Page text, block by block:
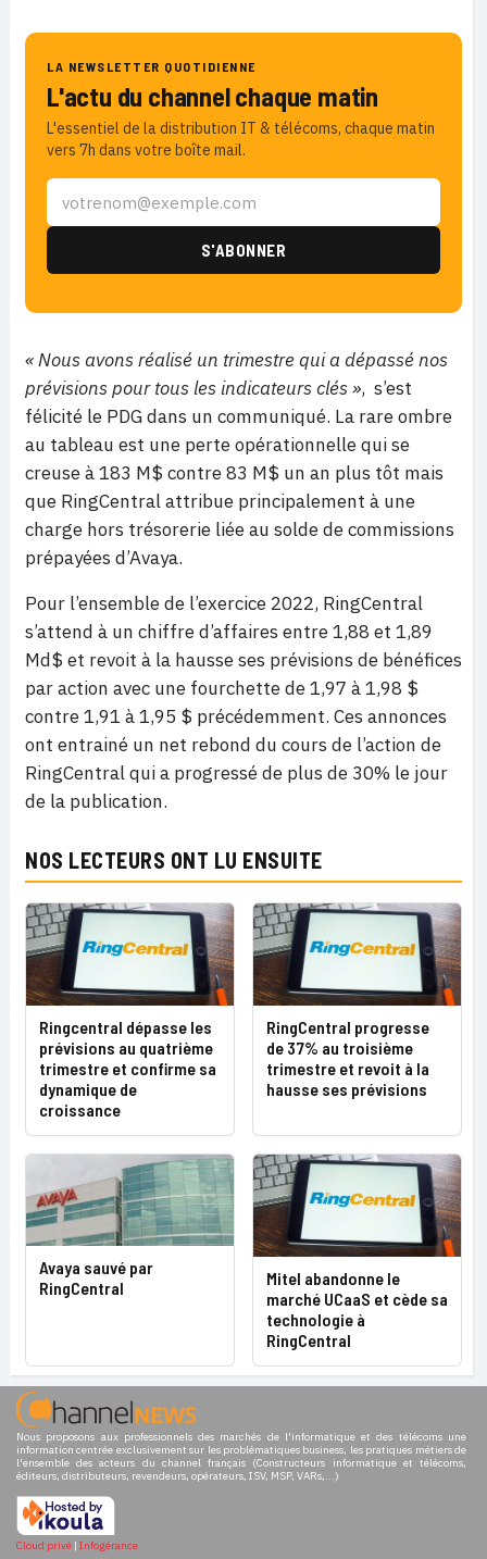
LA NEWSLETTER QUOTIDIENNE
L'actu du channel chaque matin
L'essentiel de la distribution IT & télécoms, chaque matin
vers 7h dans votre boîte mail.
« Nous avons réalisé un trimestre qui a dépassé nos
prévisions pour tous les indicateurs clés », s’est
félicité le PDG dans un communiqué. La rare ombre
au tableau est une perte opérationnelle qui se
creuse à 183 M$ contre 83 M$ un an plus tôt mais
que RingCentral attribue principalement à une
charge hors trésorerie liée au solde de commissions
prépayées d’Avaya.
Pour l’ensemble de l’exercice 2022, RingCentral
s’attend à un chiffre d’affaires entre 1,88 et 1,89
Md$ et revoit à la hausse ses prévisions de bénéfices
par action avec une fourchette de 1,97 à 1,98 $
contre 1,91 à 1,95 $ précédemment. Ces annonces
ont entrainé un net rebond du cours de l’action de
RingCentral qui a progressé de plus de 30% le jour
de la publication.
NOS LECTEURS ONT LU ENSUITE
Ringcentral dépasse les
prévisions au quatrième
trimestre et confirme sa
dynamique de
croissance
RingCentral progresse
de 37% au troisième
trimestre et revoit à la
hausse ses prévisions
Avaya sauvé par
RingCentral
Mitel abandonne le
marché UCaaS et cède sa
technologie à
RingCentral
Nous proposons aux professionnels des marchés de l'informatique et des télécoms une
information centrée exclusivement sur les problématiques business, les pratiques métiers de
l'ensemble des acteurs du channel français (Constructeurs informatique et télécoms,
éditeurs, distributeurs, revendeurs, opérateurs, ISV, MSP, VARs,...)
Cloud privé | Infogérance